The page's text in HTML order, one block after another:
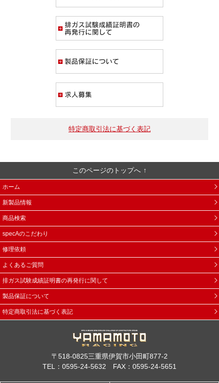
特定商取引法に基づく表記
このページのトップへ
ホーム
新製品情報
商品検索
specAのこだわり
修理依頼
よくあるご質問
排ガス試験成績証明書の再発行に関して
製品保証について
特定商取引法に基づく表記
〒518-0825三重県伊賀市小田町877-2
TEL：0595-24-5632 FAX：0595-24-5651